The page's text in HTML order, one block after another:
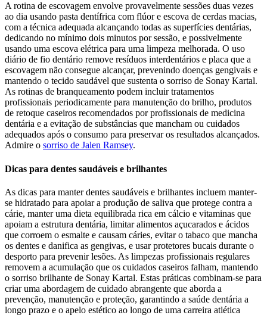
A rotina de escovagem envolve provavelmente sessões duas vezes
ao dia usando pasta dentífrica com flúor e escova de cerdas macias,
com a técnica adequada alcançando todas as superfícies dentárias,
dedicando no mínimo dois minutos por sessão, e possivelmente
usando uma escova elétrica para uma limpeza melhorada. O uso
diário de fio dentário remove resíduos interdentários e placa que a
escovagem não consegue alcançar, prevenindo doenças gengivais e
mantendo o tecido saudável que sustenta o sorriso de Sonay Kartal.
As rotinas de branqueamento podem incluir tratamentos
profissionais periodicamente para manutenção do brilho, produtos
de retoque caseiros recomendados por profissionais de medicina
dentária e a evitação de substâncias que mancham ou cuidados
adequados após o consumo para preservar os resultados alcançados.
Admire o sorriso de Jalen Ramsey.
Dicas para dentes saudáveis e brilhantes
As dicas para manter dentes saudáveis e brilhantes incluem manter-
se hidratado para apoiar a produção de saliva que protege contra a
cárie, manter uma dieta equilibrada rica em cálcio e vitaminas que
apoiam a estrutura dentária, limitar alimentos açucarados e ácidos
que corroem o esmalte e causam cáries, evitar o tabaco que mancha
os dentes e danifica as gengivas, e usar protetores bucais durante o
desporto para prevenir lesões. As limpezas profissionais regulares
removem a acumulação que os cuidados caseiros falham, mantendo
o sorriso brilhante de Sonay Kartal. Estas práticas combinam-se para
criar uma abordagem de cuidado abrangente que aborda a
prevenção, manutenção e proteção, garantindo a saúde dentária a
longo prazo e o apelo estético ao longo de uma carreira atlética